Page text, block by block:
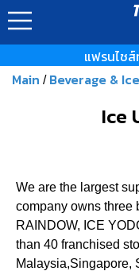
แฟรนไชส์
Main / Beverage &
Ice
We are the largest
company owns three
RAINDOW, ICE
than 40 franchised
Malaysia,Singapore,